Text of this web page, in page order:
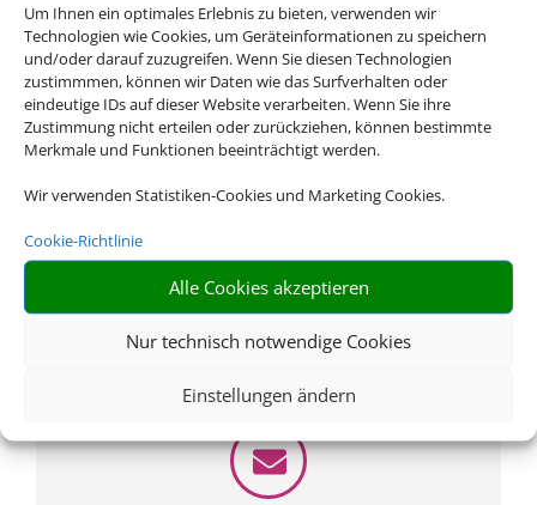
Um Ihnen ein optimales Erlebnis zu bieten, verwenden wir
Technologien wie Cookies, um Geräteinformationen zu speichern
und/oder darauf zuzugreifen. Wenn Sie diesen Technologien
zustimmmen, können wir Daten wie das Surfverhalten oder
eindeutige IDs auf dieser Website verarbeiten. Wenn Sie ihre
Zustimmung nicht erteilen oder zurückziehen, können bestimmte
Merkmale und Funktionen beeinträchtigt werden.
Wir verwenden Statistiken-Cookies und Marketing Cookies.
Cookie-Richtlinie
Alle Cookies akzeptieren
Nur technisch notwendige Cookies
Einstellungen ändern
D-86529 Schrobenhausen
08252 9158856